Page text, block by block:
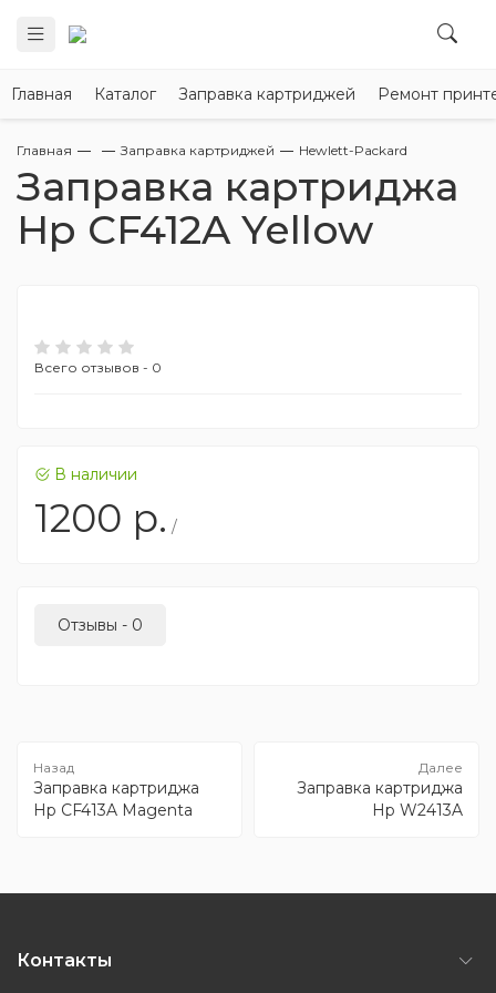
Главная Каталог Заправка картриджей Ремонт
Главная Заправка картриджей Hewlett-Packard
Заправка картриджа
Hp CF412A Yellow
Всего отзывов - 0
В наличии
1200 р. /
Отзывы - 0
Заправка картриджа
Hp CF413A Magenta
Заправка картриджа
Hp W2413A
Контакты